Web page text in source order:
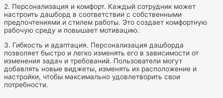
2. Персонализация и комфорт. Каждый сотрудник может
настроить дашборд в соответствии с собственными
предпочтениями и стилем работы. Это создает комфортную
рабочую среду и повышает мотивацию.
3. Гибкость и адаптация. Персонализация дашборда
позволяет быстро и легко изменять его в зависимости от
изменения задач и требований. Пользователи могут
добавлять новые виджеты, изменять их расположение и
настройки, чтобы максимально удовлетворить свои
потребности.